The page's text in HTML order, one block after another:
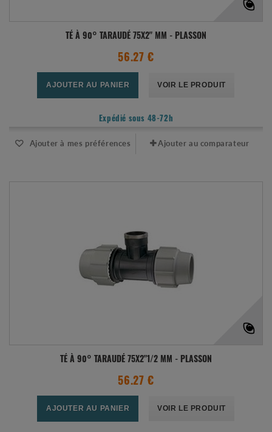
TÉ À 90° TARAUDÉ 75X2" MM - PLASSON
56.27 €
AJOUTER AU PANIER VOIR LE PRODUIT
Expédié sous 48-72h
Ajouter à mes préférences Ajouter au comparateur
TÉ À 90° TARAUDÉ 75X2"1/2 MM - PLASSON
56.27 €
AJOUTER AU PANIER VOIR LE PRODUIT